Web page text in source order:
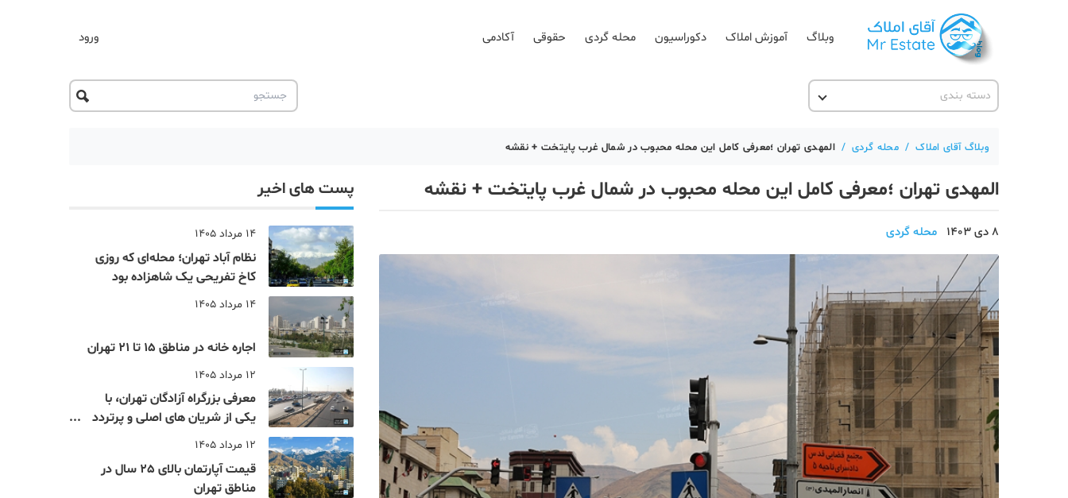
وبلاگ آموزش املاک دکوراسیون محله گردی حقوقی آکادمی ورود
دسته بندی
آقای مشاور املاک
آموزش پلتفرم آقای املاک
اخبار مسکن
تحلیل مسکن
حقوقی
دانستنی
دکوراسیون
صنعت ساختمان
محله گردی
معماری
ملکی
وبلاگ آقای املاک / محله گردی / المهدی تهران ؛معرفی کامل این محله محبوب در شمال غرب پایتخت + نقشه
المهدی تهران ؛معرفی کامل این محله محبوب در شمال غرب پایتخت + نقشه
8 دی 1403 محله گردی
پست های اخیر
14 مرداد 1405
نظام‌ آباد تهران؛ محله‌ای که روزی
کاخ تفریحی یک شاهزاده بود
14 مرداد 1405
اجاره خانه در مناطق 15 تا 21 تهران
12 مرداد 1405
معرفی بزرگراه آزادگان تهران، با
یکی از شریان های اصلی و پرتردد
جنوب پایتخت آشنا شوید
12 مرداد 1405
قیمت آپارتمان بالای 25 سال در
مناطق تهران